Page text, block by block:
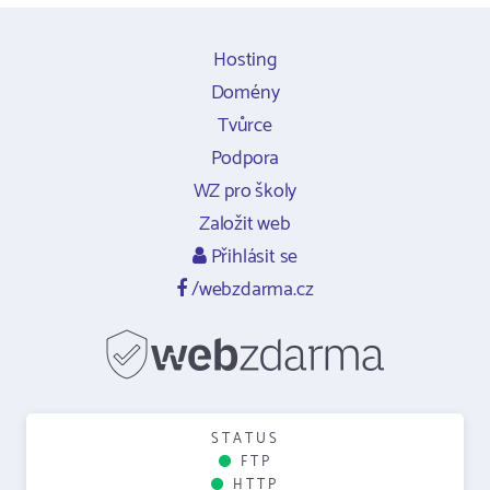
Hosting
Domény
Tvůrce
Podpora
WZ pro školy
Založit web
Přihlásit se
/webzdarma.cz
STATUS
FTP
HTTP